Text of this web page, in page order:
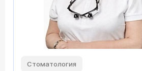
Стоматология